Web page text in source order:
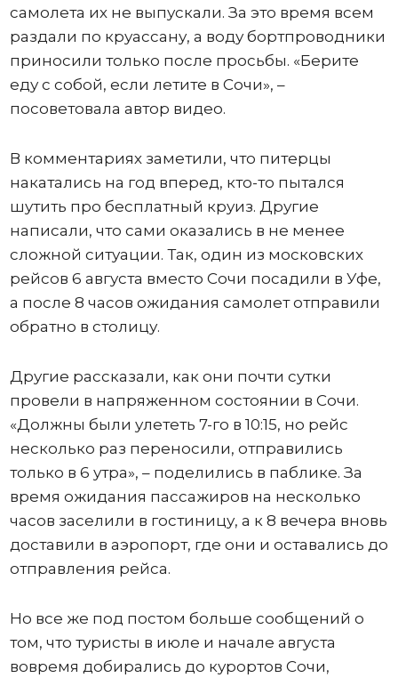
самолета их не выпускали. За это время всем
раздали по круассану, а воду бортпроводники
приносили только после просьбы. «Берите
еду с собой, если летите в Сочи», –
посоветовала автор видео.
В комментариях заметили, что питерцы
накатались на год вперед, кто-то пытался
шутить про бесплатный круиз. Другие
написали, что сами оказались в не менее
сложной ситуации. Так, один из московских
рейсов 6 августа вместо Сочи посадили в Уфе,
а после 8 часов ожидания самолет отправили
обратно в столицу.
Другие рассказали, как они почти сутки
провели в напряженном состоянии в Сочи.
«Должны были улететь 7-го в 10:15, но рейс
несколько раз переносили, отправились
только в 6 утра», – поделились в паблике. За
время ожидания пассажиров на несколько
часов заселили в гостиницу, а к 8 вечера вновь
доставили в аэропорт, где они и оставались до
отправления рейса.
Но все же под постом больше сообщений о
том, что туристы в июле и начале августа
вовремя добирались до курортов Сочи,